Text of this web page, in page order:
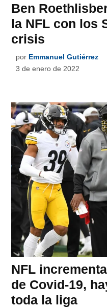
Ben
la NFL con los
crisis
por Emmanuel Gutiérrez
3 de enero de 2022
NFL
de Covid-19,
toda la liga